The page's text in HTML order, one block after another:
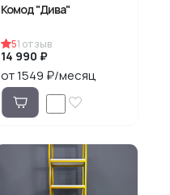
Комод "Дива"
51 отзыв
14 990 ₽
от 1549 ₽/месяц